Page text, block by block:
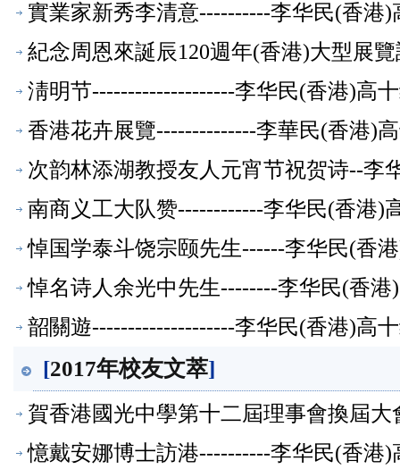
實業家新秀李清意----------李华民(香港
紀念周恩來誕辰120週年(香港)大型展
淸明节--------------------李华民(香港)高
香港花卉展覽--------------李華民(香港)
次韵林添湖教授友人元宵节祝贺诗--李
南商义工大队赞------------李华民(香港)
悼国学泰斗饶宗颐先生------李华民(香
悼名诗人余光中先生--------李华民(香
韶關遊--------------------李华民(香港)高
[2017年校友文萃]
賀香港國光中學第十二屆理事會換屆
憶戴安娜博士訪港----------李华民(香港